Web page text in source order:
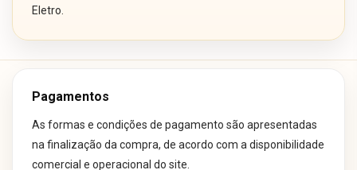
Eletro.
Pagamentos
As formas e condições de pagamento são apresentadas
na finalização da compra, de acordo com a disponibilidade
comercial e operacional do site.